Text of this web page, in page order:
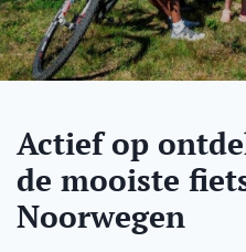
Actief op
de mooiste
Noorwegen